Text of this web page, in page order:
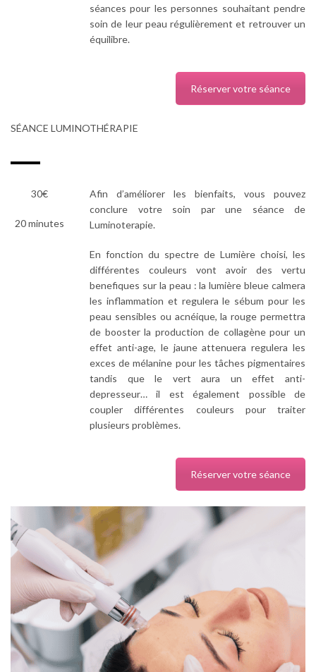
séances pour les personnes souhaitant pendre
soin de leur peau régulièrement et retrouver un
équilibre.
Réserver votre séance
SÉANCE LUMINOTHÉRAPIE
30€
20 minutes
Afin d’améliorer les bienfaits, vous pouvez
conclure votre soin par une séance de
Luminoterapie.
En fonction du spectre de Lumière choisi, les
différentes couleurs vont avoir des vertu
benefiques sur la peau : la lumière bleue calmera
les inflammation et regulera le sébum pour les
peau sensibles ou acnéique, la rouge permettra
de booster la production de collagène pour un
effet anti-age, le jaune attenuera regulera les
exces de mélanine pour les tâches pigmentaires
tandis que le vert aura un effet anti-
depresseur… il est également possible de
coupler différentes couleurs pour traiter
plusieurs problèmes.
Réserver votre séance